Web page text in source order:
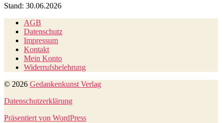
Stand: 30.06.2026
AGB
Datenschutz
Impressum
Kontakt
Mein Konto
Widerrufsbelehrung
© 2026 Gedankenkunst Verlag
Datenschutzerklärung
Präsentiert von WordPress